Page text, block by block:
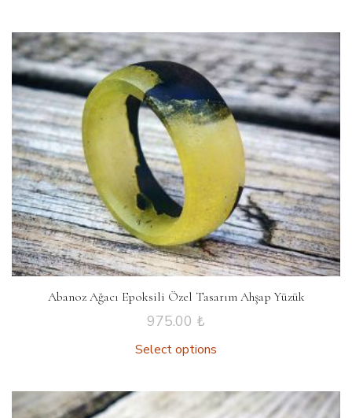
Abanoz Ağacı Epoksili Özel Tasarım Ahşap Yüzük
975.00 ₺
Select options